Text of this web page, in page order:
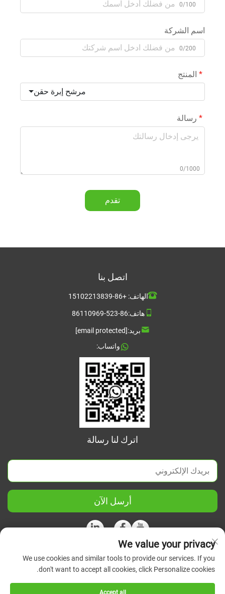
0/100
اسم الشركة
0/200
المنتج
مرشح إبرة حقن
رسالة
0/1000
تقدم
اتصل بنا
الهاتف:+86-15102213839
هاتف:86-523-86110969
بريد:[email protected]
واتساب:
اترك لنا رسالة
أرسل الآن
حقوق الطبع والنشر © 2026 شركة جيانغسو الصينية المتحدة للعلوم
والأجهزة الدقيقة المحدودة. جميع الحقوق محفوظة.
الخصوصية
We value your privacy
We use cookies and similar tools to provide our services. If you
don't want to accept all cookies, click Personalize cookies.
Accept all